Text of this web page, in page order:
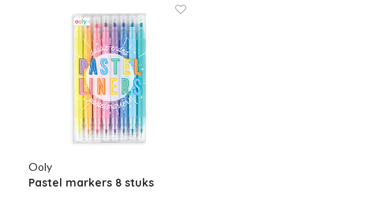
Ooly
Pastel markers 8 stuks